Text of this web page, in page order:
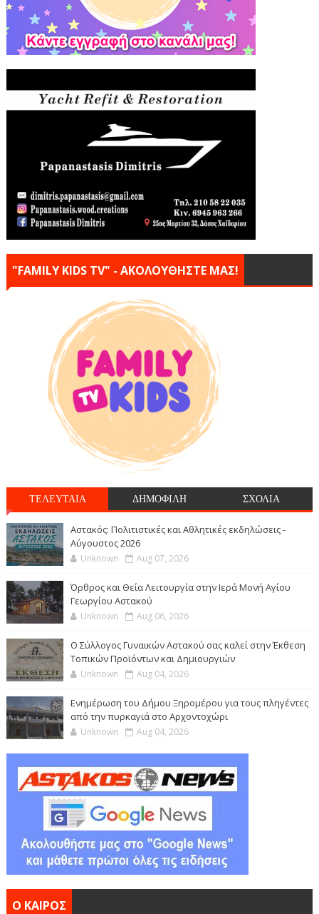
"FAMILY KIDS TV" - ΑΚΟΛΟΥΘΗΣΤΕ ΜΑΣ!
ΤΕΛΕΥΤΑΙΑ ΔΗΜΟΦΙΛΗ ΣΧΟΛΙΑ
Αστακός: Πολιτιστικές και Αθλητικές εκδηλώσεις -
Αύγουστος 2026
Unknown Aug 07, 2026
Όρθρος και Θεία Λειτουργία στην Ιερά Μονή Αγίου
Γεωργίου Αστακού
Unknown Aug 06, 2026
Ο Σύλλογος Γυναικών Αστακού σας καλεί στην Έκθεση
Τοπικών Προϊόντων και Δημιουργιών
Unknown Aug 04, 2026
Ενημέρωση του Δήμου Ξηρομέρου για τους πληγέντες
από την πυρκαγιά στο Αρχοντοχώρι
Unknown Aug 04, 2026
Ο ΚΑΙΡΟΣ